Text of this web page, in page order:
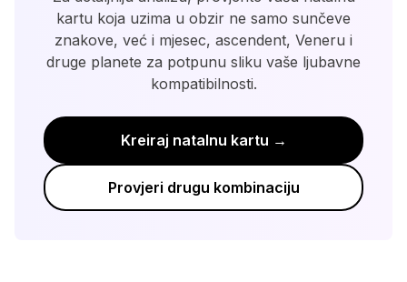
kartu koja uzima u obzir ne samo sunčeve
znakove, već i mjesec, ascendent, Veneru i
druge planete za potpunu sliku vaše ljubavne
kompatibilnosti.
Kreiraj natalnu kartu →
Provjeri drugu kombinaciju